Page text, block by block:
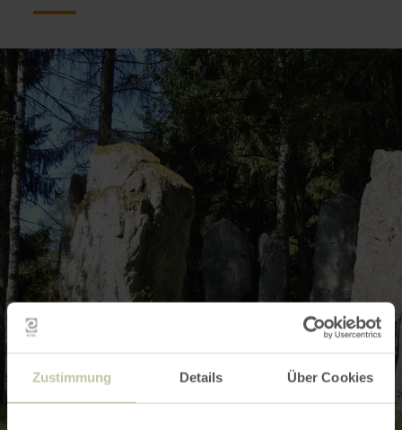
Zustimmung Details Über Cookies